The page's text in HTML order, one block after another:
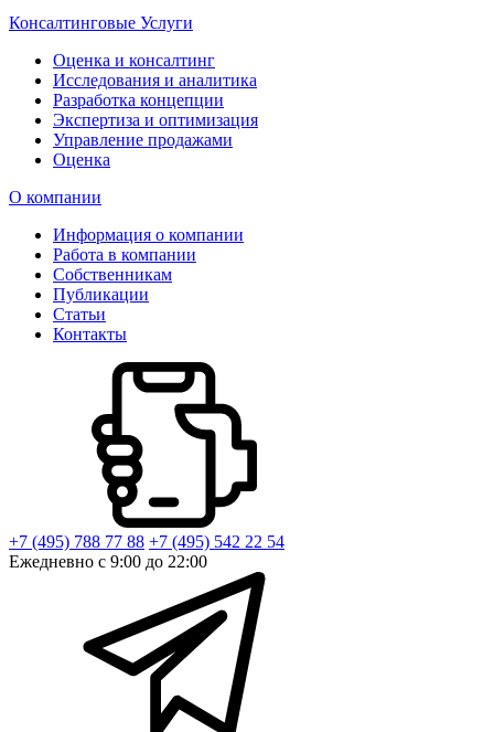
Консалтинговые Услуги
Оценка и консалтинг
Исследования и аналитика
Разработка концепции
Экспертиза и оптимизация
Управление продажами
Оценка
О компании
Информация о компании
Работа в компании
Собственникам
Публикации
Статьи
Контакты
+7 (495) 788 77 88 +7 (495) 542 22 54
Ежедневно с 9:00 до 22:00